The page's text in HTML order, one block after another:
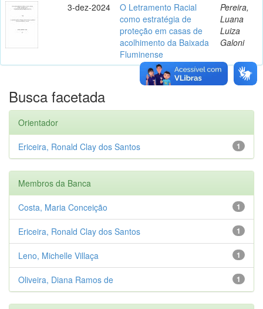
3-dez-2024
O Letramento Racial
como estratégia de
proteção em casas de
acolhimento da Baixada
Fluminense
Pereira,
Luana
Luiza
Galoni
Busca facetada
Orientador
1
Ericeira, Ronald Clay dos Santos
Membros da Banca
1
Costa, Maria Conceição
1
Ericeira, Ronald Clay dos Santos
1
Leno, Michelle Villaça
1
Oliveira, Diana Ramos de